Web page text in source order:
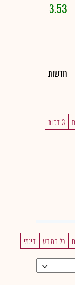
3.53
חדשות
3 דקות
כל המידע דינמי